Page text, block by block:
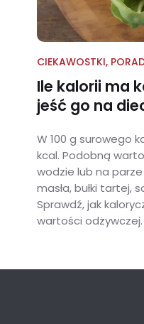
CIEKAWOSTKI,
Ile kalorii ma
jeść go na
W 100 g surowego
kcal. Podobną
wodzie lub na
masła, bułki tartej,
Sprawdź, jak
wartości odżywczej.